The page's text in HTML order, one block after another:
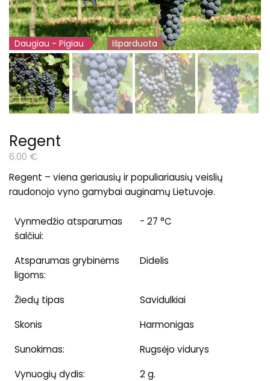
Išparduota
Daugiau - Pigiau
Regent
6.00 €
Regent – viena geriausių ir populiariausių veislių
raudonojo vyno gamybai auginamų Lietuvoje.
Vynmedžio atsparumas
šalčiui:
- 27 °C
Atsparumas grybinėms
ligoms:
Didelis
Žiedų tipas
Savidulkiai
Skonis
Harmonigas
Sunokimas:
Rugsėjo vidurys
Vynuogių dydis:
2 g.